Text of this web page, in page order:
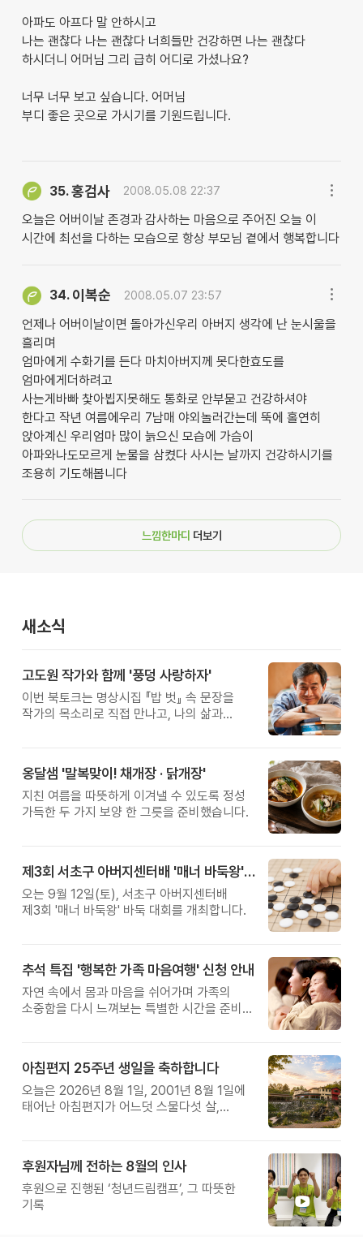
아파도 아프다 말 안하시고
나는 괜찮다 나는 괜찮다 너희들만 건강하면 나는 괜찮다
하시더니 어머님 그리 급히 어디로 가셨나요?
너무 너무 보고 싶습니다. 어머님
부디 좋은 곳으로 가시기를 기원드립니다.
35.홍검사 2008.05.08 22:37
오늘은 어버이날 존경과 감사하는 마음으로 주어진 오늘 이
시간에 최선을 다하는 모습으로 항상 부모님 곁에서 행복합니다
34. 이복순 2008.05.07 23:57
언제나 어버이날이면 돌아가신우리 아버지 생각에 난 눈시울을
흘리며
엄마에게 수화기를 든다 마치아버지께 못다한효도를
엄마에게더하려고
사는게바빠 찿아뵙지못해도 통화로 안부묻고 건강하셔야
한다고 작년 여름에우리 7남매 야외놀러간는데 뚝에 홀연히
앉아계신 우리엄마 많이 늙으신 모습에 가슴이
아파와나도모르게 눈물을 삼켰다 사시는 날까지 건강하시기를
조용히 기도해봅니다
느낌한마디 더보기
새소식
고도원 작가와 함께 '풍덩 사랑하자'
이번 북토크는 명상시집 『밥 벗』 속 문장을
작가의 목소리로 직접 만나고, 나의 삶과
옹달샘 '말복맞이! 채개장 · 닭개장'
지친 여름을 따뜻하게 이겨낼 수 있도록 정성
가득한 두 가지 보양 한 그릇을 준비했습니다.
제3회 서초구 아버지센터배 '매너 바둑왕' 대회
오는 9월 12일(토), 서초구 아버지센터배
제3회 '매너 바둑왕' 바둑 대회를 개최합니다.
추석 특집 '행복한 가족 마음여행' 신청 안내
자연 속에서 몸과 마음을 쉬어가며 가족의
소중함을 다시 느껴보는 특별한 시간을 준비해
아침편지 25주년 생일을 축하합니다
오늘은 2026년 8월 1일, 2001년 8월 1일에
태어난 아침편지가 어느덧 스물다섯 살,
후원자님께 전하는 8월의 인사
후원으로 진행된 ‘청년드림캠프’, 그 따뜻한
기록